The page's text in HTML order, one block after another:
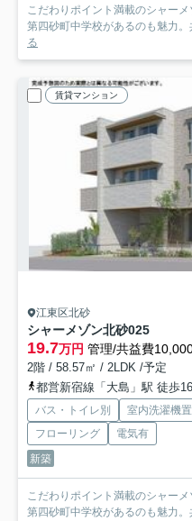
こだわりポイント満載のシャー
第四砂町中学校があるのも魅力
る
賃貸マンション
江東区北砂
シャーメゾン北砂025
19.7万円 管理/共益費
2階 / 58.57㎡ / 2LDK /予定
都営新宿線「大島」駅 徒歩
バス・トイレ別 室内洗濯機
フローリング
電気有
新築
こだわりポイント満載のシャー
第四砂町中学校があるのも魅力